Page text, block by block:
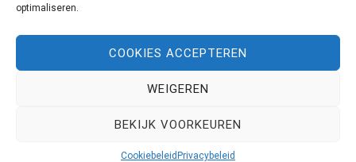
optimaliseren.
COOKIES ACCEPTEREN
WEIGEREN
BEKIJK VOORKEUREN
Cookiebeleid Privacybeleid